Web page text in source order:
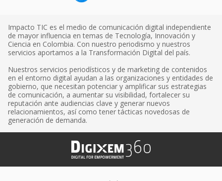
Impacto TIC es el medio de comunicación digital independiente
de mayor influencia en temas de Tecnología, Innovación y
Ciencia en Colombia. Con nuestro periodismo y nuestros
servicios aportamos a la Transformación Digital del país.
Nuestros servicios periodísticos y de marketing de contenidos
en el entorno digital ayudan a las organizaciones y entidades de
gobierno, que necesitan potenciar y amplificar sus estrategias
de comunicación, a aumentar su visibilidad, fortalecer su
reputación ante audiencias clave y generar nuevos
relacionamientos, así como tener tácticas novedosas de
generación de demanda.